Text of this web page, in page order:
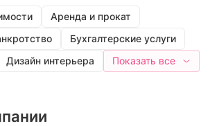
Аренда и прокат
Бухгалтерские услуги
Дизайн интерьера Показать все